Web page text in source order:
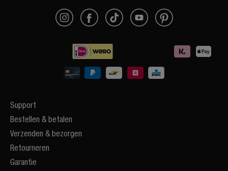
Support
Bestellen & betalen
Verzenden & bezorgen
Retourneren
Garantie